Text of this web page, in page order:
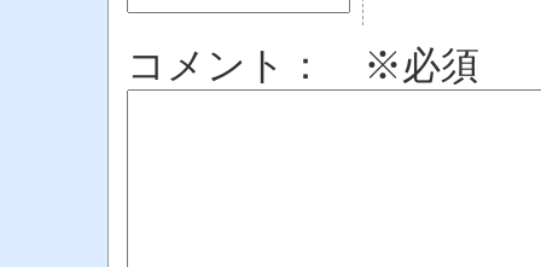
コメント： ※必須